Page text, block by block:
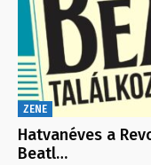
ZENE
Hatvanéves a
Beatl…